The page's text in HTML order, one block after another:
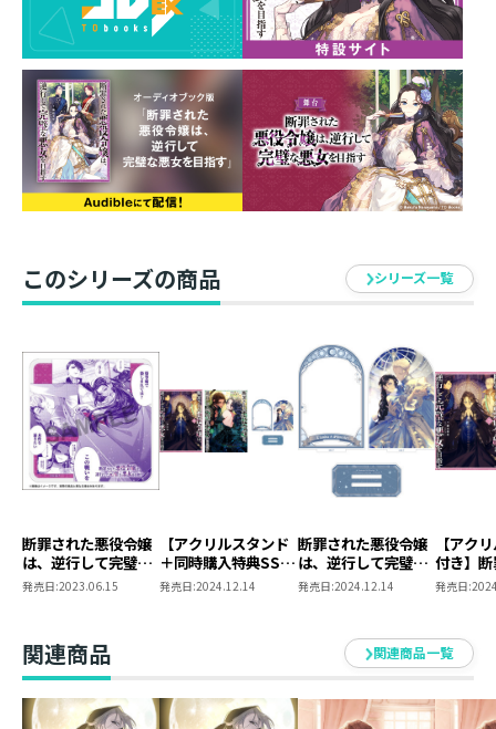
このシリーズの商品 シリーズ一覧
断罪された悪役令嬢
は、逆行して完璧な
悪女を目指す＠
発売日:2023.06.15
【アクリルスタンド
＋同時購入特典SS付
き】断罪された悪役
発売日:2024.12.14
断罪された悪役令嬢
は、逆行して完璧な
悪女を目指す アク
発売日:2024.12.14
【アク
付き】
役令嬢
発売日:
関連商品 関連商品一覧